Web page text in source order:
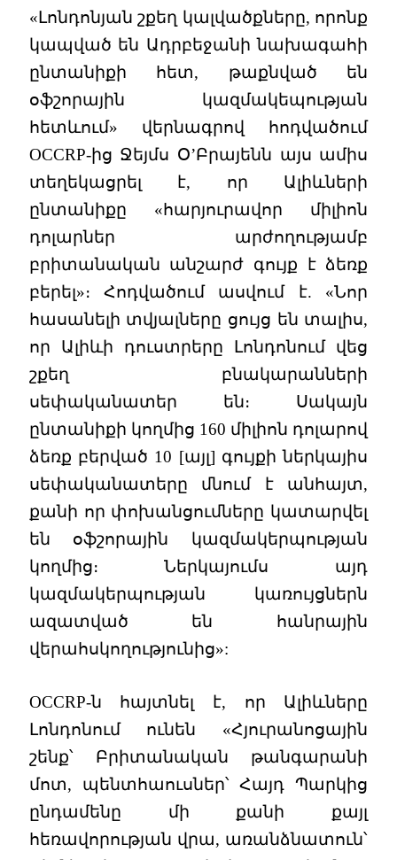
«Լոնդոնյան շքեղ կալվածքները, որոնք
կապված են Ադրբեջանի նախագահի
ընտանիքի հետ, թաքնված են
օֆշորային կազմակեպության
հետևում» վերնագրով հոդվածում
OCCRP-ից Ջեյմս Օ’Բրայենն այս ամիս
տեղեկացրել է, որ Ալիևների
ընտանիքը «հարյուրավոր միլիոն
դոլարներ արժողությամբ
բրիտանական անշարժ գույք է ձեռք
բերել»։ Հոդվածում ասվում է. «Նոր
հասանելի տվյալները ցույց են տալիս,
որ Ալիևի դուստրերը Լոնդոնում վեց
շքեղ բնակարանների
սեփականատեր են։ Սակայն
ընտանիքի կողմից 160 միլիոն դոլարով
ձեռք բերված 10 [այլ] գույքի ներկայիս
սեփականատերը մնում է անհայտ,
քանի որ փոխանցումները կատարվել
են օֆշորային կազմակերպության
կողմից։ Ներկայումս այդ
կազմակերպության կառույցներն
ազատված են հանրային
վերահսկողությունից»:
OCCRP-ն հայտնել է, որ Ալիևները
Լոնդոնում ունեն «Հյուրանոցային
շենք՝ Բրիտանական թանգարանի
մոտ, պենտհաուսներ՝ Հայդ Պարկից
ընդամենը մի քանի քայլ
հեռավորության վրա, առանձնատուն՝